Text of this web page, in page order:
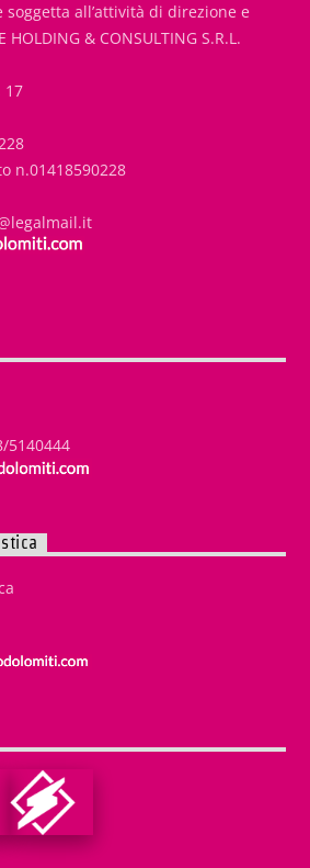
all’attività di direzione e
& CONSULTING S.R.L.
17
n.01418590228
5140444